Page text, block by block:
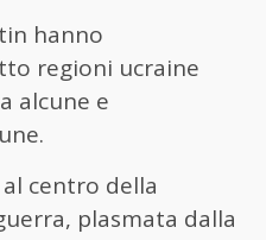
hanno
regioni ucraine
alcune e
centro della
plasmata dalla